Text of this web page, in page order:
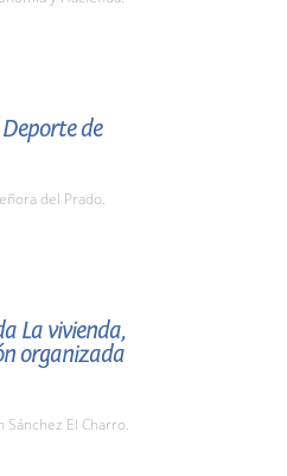
de
del Prado.
La vivienda,
organizada
Sánchez El Charro.